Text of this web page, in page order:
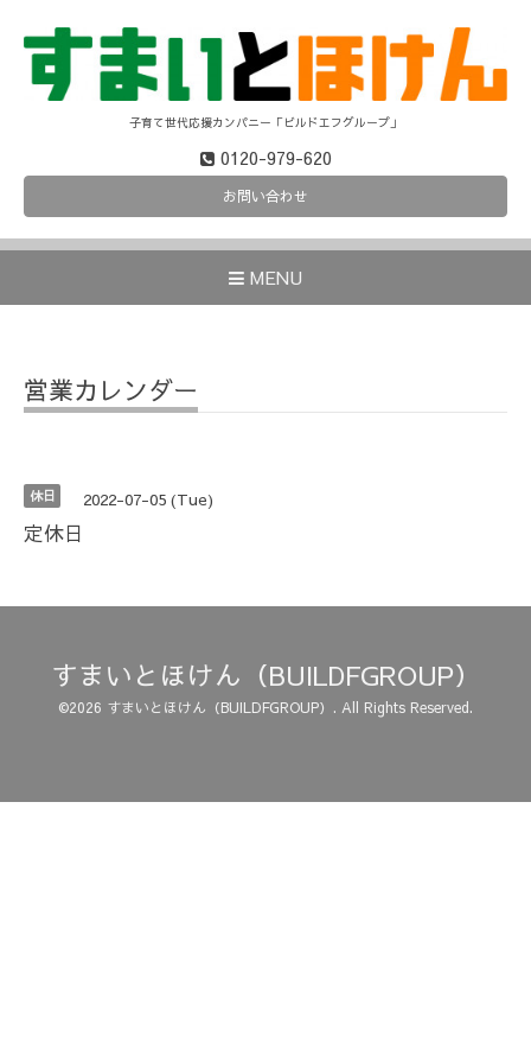
子育て世代応援カンパニー「ビルドエフグループ」
0120-979-620
お問い合わせ
MENU
営業カレンダー
休日 2022-07-05 (Tue)
定休日
すまいとほけん（BUILDFGROUP）
©2026 すまいとほけん（BUILDFGROUP） . All Rights Reserved.